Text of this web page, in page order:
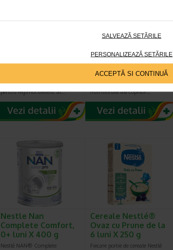
SALVEAZĂ SETĂRILE
PERSONALIZEAZĂ SETĂRILE
ACCEPTĂ SI CONTINUĂ
scopuri medicale speciale, indicat
pentru regimul dietetic al…
biscuiti pentru
bebelusi si copii de…
Biscuitii NESTLÉ Junior sunt
special conceputi pentru nevoile
nutritionale ale copiilor…
Nestle Nan
Complete Comfort,
0+ luni X 400 g
Nestlé NAN® Complete
Cereale Nestlé®
Ovaz cu Prune de la
6 luni X 250 g
Fiecare portie de cereale Nestlé